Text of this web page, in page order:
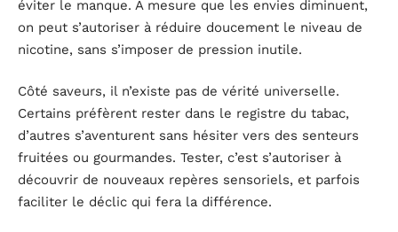
éviter le manque. À mesure que les envies diminuent,
on peut s’autoriser à réduire doucement le niveau de
nicotine, sans s’imposer de pression inutile.
Côté saveurs, il n’existe pas de vérité universelle.
Certains préfèrent rester dans le registre du tabac,
d’autres s’aventurent sans hésiter vers des senteurs
fruitées ou gourmandes. Tester, c’est s’autoriser à
découvrir de nouveaux repères sensoriels, et parfois
faciliter le déclic qui fera la différence.